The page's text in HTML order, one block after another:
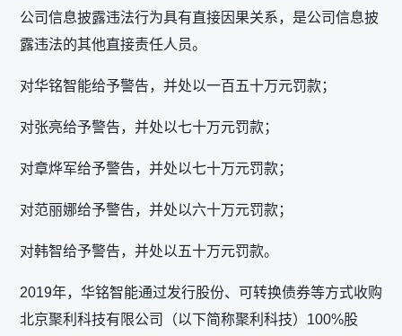
公司信息披露违法行为具有直接因果关系，是公司信息披
露违法的其他直接责任人员。
对华铭智能给予警告，并处以一百五十万元罚款；
对张亮给予警告，并处以七十万元罚款；
对章烨军给予警告，并处以七十万元罚款；
对范丽娜给予警告，并处以六十万元罚款；
对韩智给予警告，并处以五十万元罚款。
2019年，华铭智能通过发行股份、可转换债券等方式收购
北京聚利科技有限公司（以下简称聚利科技）100%股